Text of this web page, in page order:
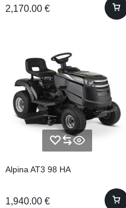
2,170.00 €
Alpina AT3 98 HA
1,940.00 €